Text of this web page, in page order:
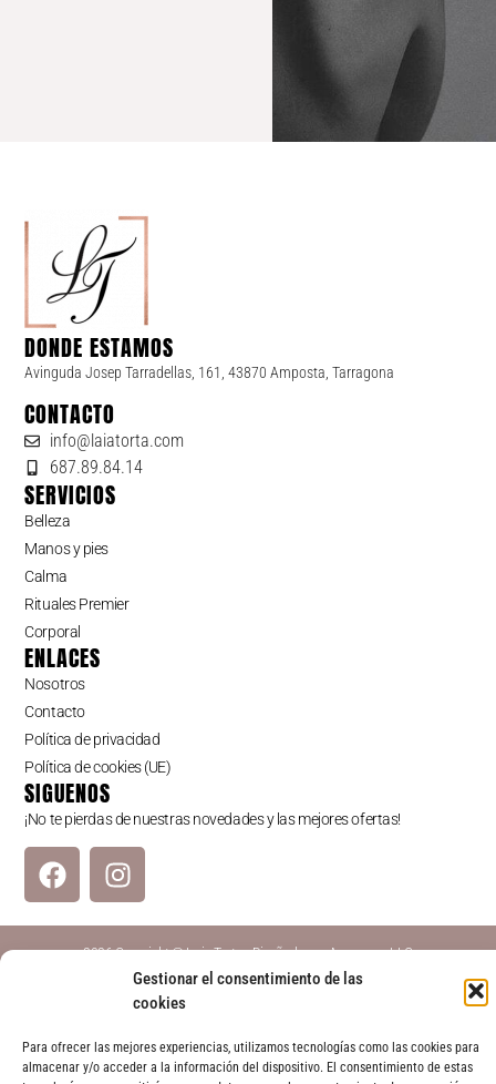
Gestionar el consentimiento de las
cookies
Para ofrecer las mejores experiencias, utilizamos tecnologías como las cookies para
almacenar y/o acceder a la información del dispositivo. El consentimiento de estas
DONDE ESTAMOS
Avinguda Josep Tarradellas, 161, 43870 Amposta, Tarragona
CONTACTO
info@laiatorta.com
687.89.84.14
SERVICIOS
Belleza
Manos y pies
Calma
Rituales Premier
Corporal
ENLACES
Nosotros
Contacto
Política de privacidad
Política de cookies (UE)
SIGUENOS
¡No te pierdas de nuestras novedades y las mejores ofertas!
2026 Copyright © Laia Torta - Diseñado por Appexpres LLC